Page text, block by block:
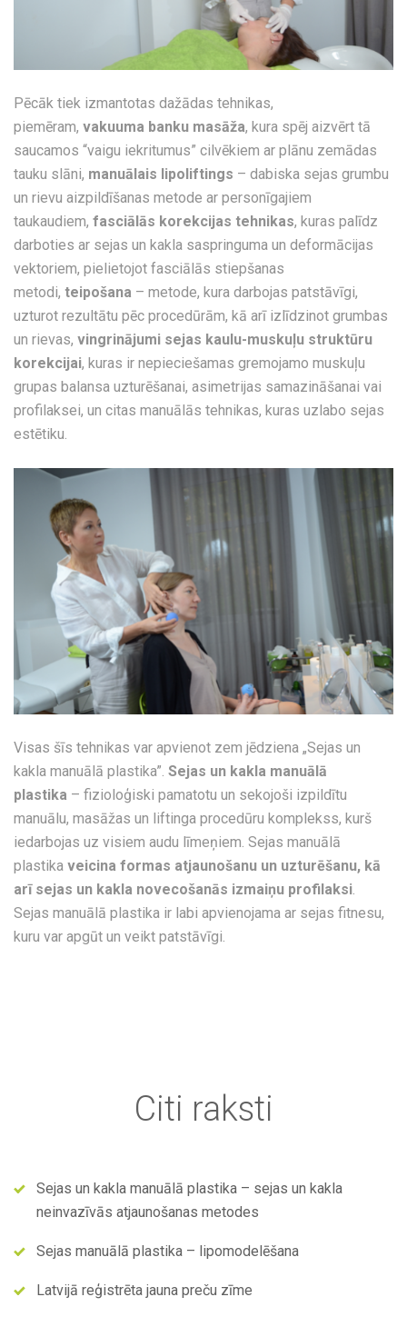
Pēcāk tiek izmantotas dažādas tehnikas,
piemēram, vakuuma banku masāža, kura spēj aizvērt tā
saucamos “vaigu iekritumus” cilvēkiem ar plānu zemādas
tauku slāni, manuālais lipoliftings – dabiska sejas grumbu
un rievu aizpildīšanas metode ar personīgajiem
taukaudiem, fasciālās korekcijas tehnikas, kuras palīdz
darboties ar sejas un kakla saspringuma un deformācijas
vektoriem, pielietojot fasciālās stiepšanas
metodi, teipošana – metode, kura darbojas patstāvīgi,
uzturot rezultātu pēc procedūrām, kā arī izlīdzinot grumbas
un rievas, vingrinājumi sejas kaulu-muskuļu struktūru
korekcijai, kuras ir nepieciešamas gremojamo muskuļu
grupas balansa uzturēšanai, asimetrijas samazināšanai vai
profilaksei, un citas manuālās tehnikas, kuras uzlabo sejas
estētiku.
Visas šīs tehnikas var apvienot zem jēdziena „Sejas un
kakla manuālā plastika”. Sejas un kakla manuālā
plastika – fizioloģiski pamatotu un sekojoši izpildītu
manuālu, masāžas un liftinga procedūru komplekss, kurš
iedarbojas uz visiem audu līmeņiem. Sejas manuālā
plastika veicina formas atjaunošanu un uzturēšanu, kā
arī sejas un kakla novecošanās izmaiņu profilaksi.
Sejas manuālā plastika ir labi apvienojama ar sejas fitnesu,
kuru var apgūt un veikt patstāvīgi.
Citi raksti
Sejas un kakla manuālā plastika – sejas un kakla
neinvazīvās atjaunošanas metodes
Sejas manuālā plastika – lipomodelēšana
Latvijā reģistrēta jauna preču zīme